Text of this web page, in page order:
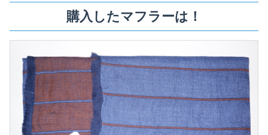
購入したマフラーは！